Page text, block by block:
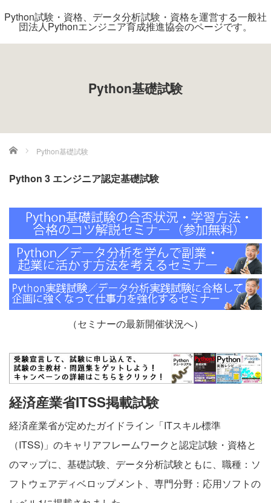
Python試験・資格、データ分析試験・資格を運営する一般社
団法人Pythonエンジニア育成推進協会のページです。
Python基礎試験
ホーム Python基礎試験
Python 3 エンジニア認定基礎試験
（セミナーの最新開催状況へ）
経済産業省ITSS掲載試験
経済産業省が定めたガイドライン「ITスキル標準
（ITSS)」のキャリアフレームワークと認定試験・資格と
のマップに、基礎試験、データ分析試験ともに、職種：ソ
フトウェアディベロップメント、専門分野：応用ソフトの